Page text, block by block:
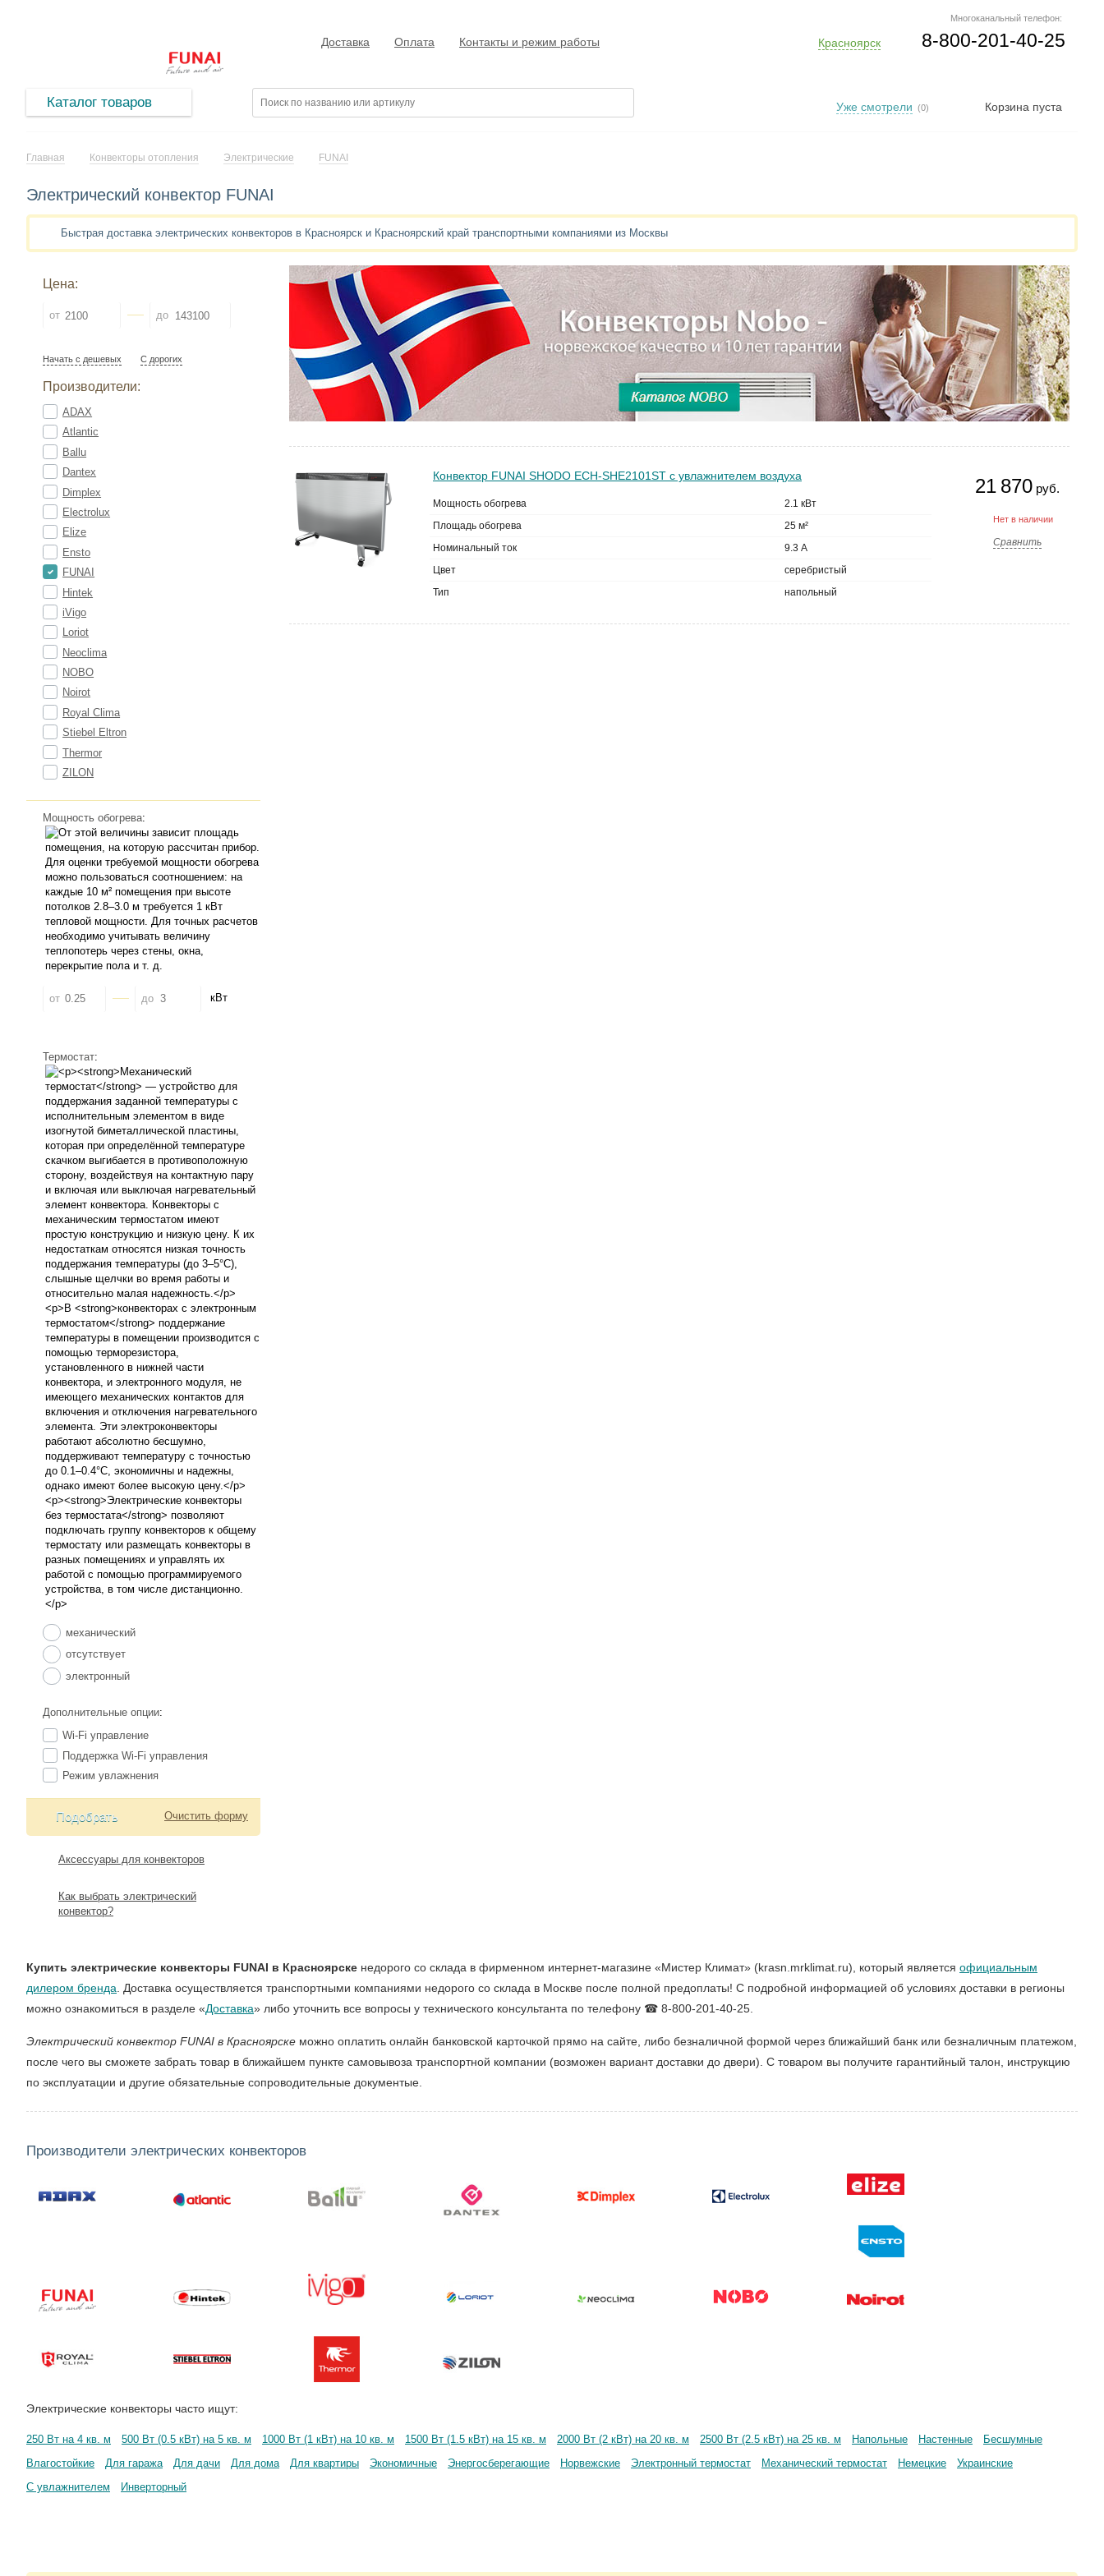
Многоканальный телефон:
8-800-201-40-25
Красноярск
Доставка Оплата Контакты и режим работы
Каталог товаров Корзина пуста
Уже смотрели (0)
Главная Конвекторы отопления Электрические FUNAI
Электрический конвектор FUNAI
Быстрая доставка электрических конвекторов в Красноярск и Красноярский край транспортными компаниями из Москвы
Цена:
от до
Начать с дешевых С дорогих
Производители:
ADAX
Atlantic
Ballu
Dantex
Dimplex
Electrolux
Elize
Ensto
FUNAI
Hintek
iVigo
Loriot
Neoclima
NOBO
Noirot
Royal Clima
Stiebel Eltron
Thermor
ZILON
Мощность обогрева:
от до кВт
Термостат:
механический
отсутствует
электронный
Дополнительные опции:
Wi-Fi управление
Поддержка Wi-Fi управления
Режим увлажнения
Очистить форму
Подобрать
Аксессуары для конвекторов
Как выбрать электрический
конвектор?
21 870руб.
Нет в наличии
Сравнить
Конвектор FUNAI SHODO ECH-SHE2101ST с увлажнителем воздуха
Мощность обогрева
2.1 кВт
Площадь обогрева
25 м²
Номинальный ток
9.3 А
Цвет
серебристый
Тип
напольный
Купить электрические конвекторы FUNAI в Красноярске недорого со склада в фирменном интернет-магазине «Мистер Климат» (krasn.mrklimat.ru), который является официальным
дилером бренда . Доставка осуществляется транспортными компаниями недорого со склада в Москве после полной предоплаты! С подробной информацией об условиях доставки в регионы
можно ознакомиться в разделе «Доставка» либо уточнить все вопросы у технического консультанта по телефону ☎ 8-800-201-40-25.
Электрический конвектор FUNAI в Красноярске можно оплатить онлайн банковской карточкой прямо на сайте, либо безналичной формой через ближайший банк или безналичным платежом,
после чего вы сможете забрать товар в ближайшем пункте самовывоза транспортной компании (возможен вариант доставки до двери). С товаром вы получите гарантийный талон, инструкцию
по эксплуатации и другие обязательные сопроводительные документые.
Производители электрических конвекторов
Электрические конвекторы часто ищут:
250 Вт на 4 кв. м 500 Вт (0.5 кВт) на 5 кв. м 1000 Вт (1 кВт) на 10 кв. м 1500 Вт (1.5 кВт) на 15 кв. м 2000 Вт (2 кВт) на 20 кв. м 2500 Вт (2.5 кВт) на 25 кв. м Напольные Настенные
Бесшумные
Влагостойкие
Для гаража Для дачи Для дома Для квартиры Экономичные Энергосберегающие Норвежские Электронный термостат Механический термостат Немецкие
Украинские
С увлажнителем
Инверторный